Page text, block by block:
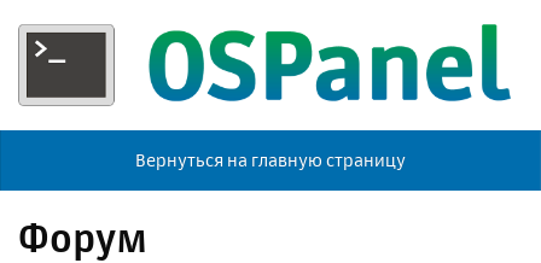
Вернуться на главную страницу
Форум